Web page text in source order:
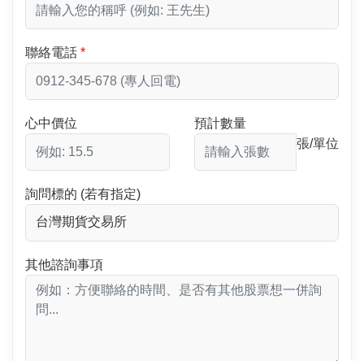
聯絡電話
心中價位
預計數量
張/單位
詢問標的 (若有指定)
其他諮詢事項